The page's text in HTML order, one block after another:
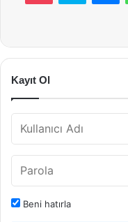
Kayıt Ol
Beni hatırla